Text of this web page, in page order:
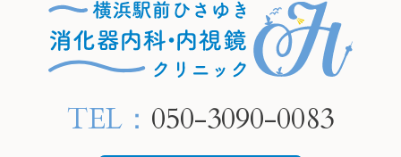
🫧HPの予約フォームより、
24時間ご要約可能です🫧
プロフィールリンクから
当院では内視鏡検査で胃の
粘膜の状態を確認し、感染
が疑われる場合は組織を採
です。
TEL： 050-3090-0083